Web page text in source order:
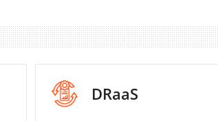
DRaaS